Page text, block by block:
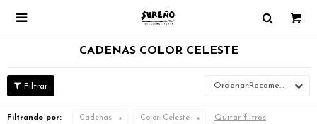

CADENAS COLOR CELESTE
Recomendados
Filtrando por: Cadenas Color: Celeste Quitar filtros